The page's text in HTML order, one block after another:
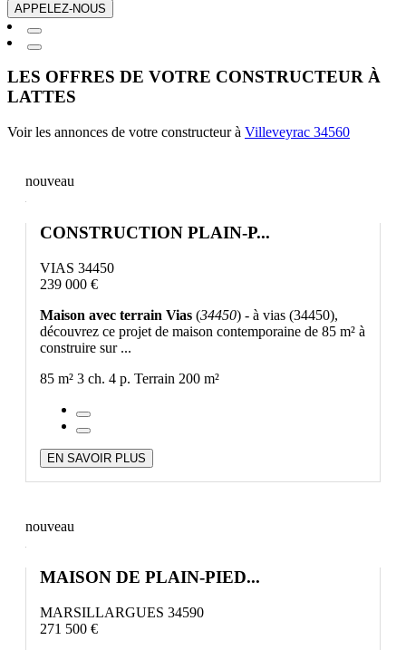
APPELEZ-NOUS
LES OFFRES DE VOTRE CONSTRUCTEUR À
LATTES
Voir les annonces de votre constructeur à Villeveyrac 34560
nouveau
CONSTRUCTION PLAIN-P...
VIAS 34450
239 000 €
Maison avec terrain Vias (34450) - à vias (34450),
découvrez ce projet de maison contemporaine de 85 m² à
construire sur ...
85 m² 3 ch. 4 p. Terrain 200 m²
EN SAVOIR PLUS
nouveau
MAISON DE PLAIN-PIED...
MARSILLARGUES 34590
271 500 €